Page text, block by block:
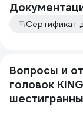
Сертификат
Вопросы и
головок